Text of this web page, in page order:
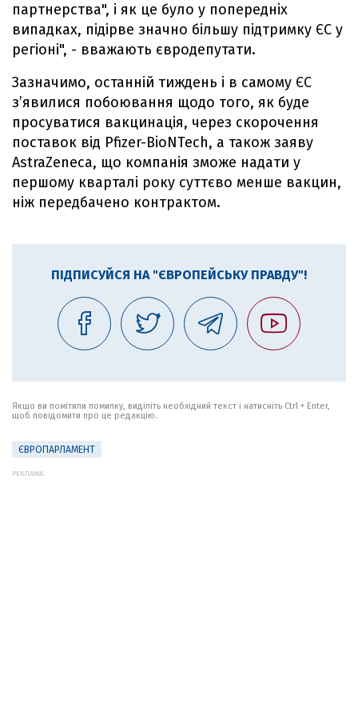
партнерства", і як це було у попередніх
випадках, підірве значно більшу підтримку ЄС у
регіоні", - вважають євродепутати.
Зазначимо, останній тиждень і в самому ЄС
з’явилися побоювання щодо того, як буде
просуватися вакцинація, через скорочення
поставок від Pfizer-BioNTech, а також заяву
AstraZeneca, що компанія зможе надати у
першому кварталі року суттєво менше вакцин,
ніж передбачено контрактом.
ПІДПИСУЙСЯ НА "ЄВРОПЕЙСЬКУ ПРАВДУ"!
Якщо ви помітили помилку, виділіть необхідний текст і натисніть Ctrl + Enter,
щоб повідомити про це редакцію.
ЄВРОПАРЛАМЕНТ
РЕКЛАМА: